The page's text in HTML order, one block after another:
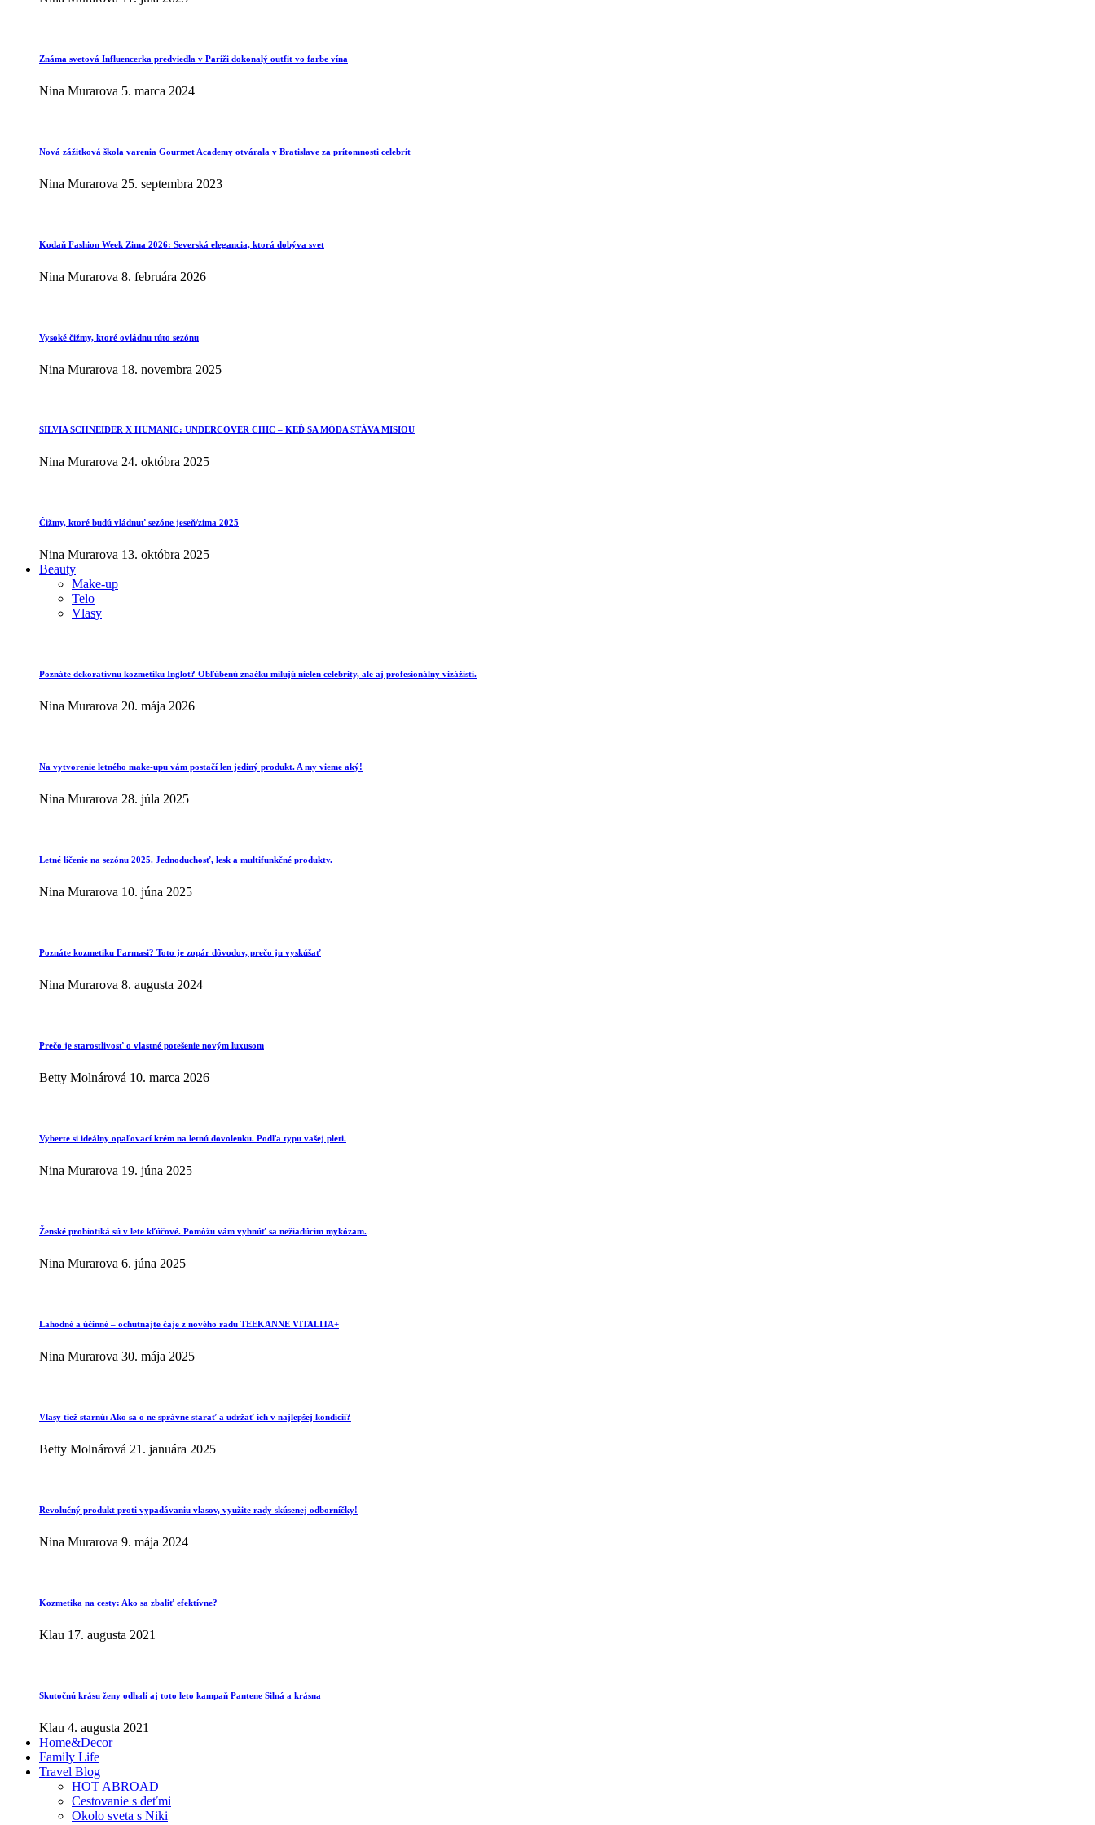
Známa svetová Influencerka predviedla v Paríži dokonalý outfit vo farbe vína
Nina Murarova 5. marca 2024
Nová zážitková škola varenia Gourmet Academy otvárala v Bratislave za prítomnosti celebrít
Nina Murarova 25. septembra 2023
Kodaň Fashion Week Zima 2026: Severská elegancia, ktorá dobýva svet
Nina Murarova 8. februára 2026
Vysoké čižmy, ktoré ovládnu túto sezónu
Nina Murarova 18. novembra 2025
SILVIA SCHNEIDER X HUMANIC: UNDERCOVER CHIC – KEĎ SA MÓDA STÁVA MISIOU
Nina Murarova 24. októbra 2025
Čižmy, ktoré budú vládnuť sezóne jeseň/zima 2025
Nina Murarova 13. októbra 2025
Beauty
Make-up
Telo
Vlasy
Poznáte dekoratívnu kozmetiku Inglot? Obľúbenú značku milujú nielen celebrity, ale aj profesionálny vizážisti.
Nina Murarova 20. mája 2026
Na vytvorenie letného make-upu vám postačí len jediný produkt. A my vieme aký!
Nina Murarova 28. júla 2025
Letné líčenie na sezónu 2025. Jednoduchosť, lesk a multifunkčné produkty.
Nina Murarova 10. júna 2025
Poznáte kozmetiku Farmasi? Toto je zopár dôvodov, prečo ju vyskúšať
Nina Murarova 8. augusta 2024
Prečo je starostlivosť o vlastné potešenie novým luxusom
Betty Molnárová 10. marca 2026
Vyberte si ideálny opaľovací krém na letnú dovolenku. Podľa typu vašej pleti.
Nina Murarova 19. júna 2025
Ženské probiotiká sú v lete kľúčové. Pomôžu vám vyhnúť sa nežiadúcim mykózam.
Nina Murarova 6. júna 2025
Lahodné a účinné – ochutnajte čaje z nového radu TEEKANNE VITALITA+
Nina Murarova 30. mája 2025
Vlasy tiež starnú: Ako sa o ne správne starať a udržať ich v najlepšej kondícii?
Betty Molnárová 21. januára 2025
Revolučný produkt proti vypadávaniu vlasov, využite rady skúsenej odborníčky!
Nina Murarova 9. mája 2024
Kozmetika na cesty: Ako sa zbaliť efektívne?
Klau 17. augusta 2021
Skutočnú krásu ženy odhalí aj toto leto kampaň Pantene Silná a krásna
Klau 4. augusta 2021
Home&Decor
Family Life
Travel Blog
HOT ABROAD
Cestovanie s deťmi
Okolo sveta s Niki